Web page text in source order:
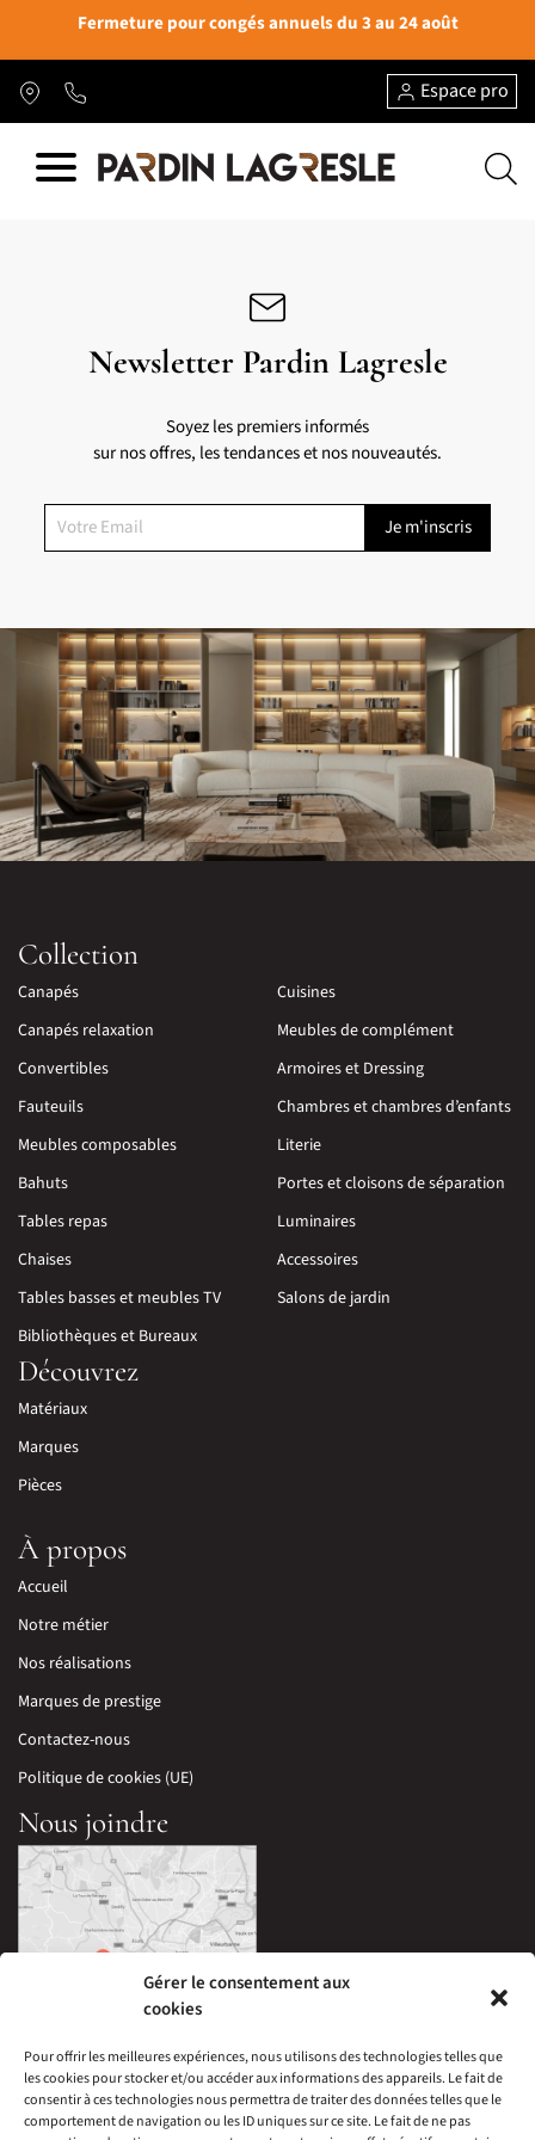
Gérer le consentement aux
cookies
Pour offrir les meilleures expériences, nous utilisons des technologies telles que
les cookies pour stocker et/ou accéder aux informations des appareils. Le fait de
consentir à ces technologies nous permettra de traiter des données telles que le
comportement de navigation ou les ID uniques sur ce site. Le fait de ne pas
Fermeture pour congés annuels du 3 au 24 août
Espace pro
Newsletter Pardin Lagresle
Soyez les premiers informés
sur nos offres, les tendances et nos nouveautés.
Collection
Canapés
Canapés relaxation
Convertibles
Fauteuils
Meubles composables
Bahuts
Tables repas
Chaises
Tables basses et meubles TV
Bibliothèques et Bureaux
Cuisines
Meubles de complément
Armoires et Dressing
Chambres et chambres d’enfants
Literie
Portes et cloisons de séparation
Luminaires
Accessoires
Salons de jardin
Découvrez
Matériaux
Marques
Pièces
À propos
Accueil
Notre métier
Nos réalisations
Marques de prestige
Contactez-nous
Politique de cookies (UE)
Nous joindre
33 Avenue Edouard Millaud,
69290 Craponne, France